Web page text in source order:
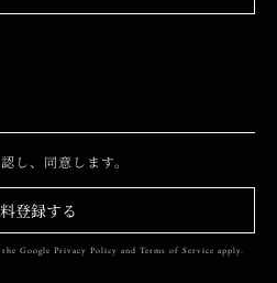
し、同意します。
登録する
Google Privacy Policy and Terms of Service apply.